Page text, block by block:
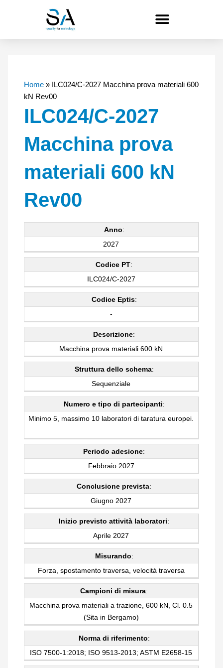
Home»
ILC024/C-2027 Macchina prova materiali 600
kN Rev00
ILC024/C-2027
Macchina prova
materiali 600 kN
Rev00
Anno:
2027
Codice PT:
ILC024/C-2027
Codice Eptis:
-
Descrizione:
Macchina prova materiali 600 kN
Struttura dello schema:
Sequenziale
Numero e tipo di partecipanti:
Minimo 5, massimo 10 laboratori di taratura europei.
Periodo adesione:
Febbraio 2027
Conclusione prevista:
Giugno 2027
Inizio previsto attività laboratori:
Aprile 2027
Misurando:
Forza, spostamento traversa, velocità traversa
Campioni di misura:
Macchina prova materiali a trazione, 600 kN, Cl. 0.5
(Sita in Bergamo)
Norma di riferimento:
ISO 7500-1:2018; ISO 9513-2013; ASTM E2658-15